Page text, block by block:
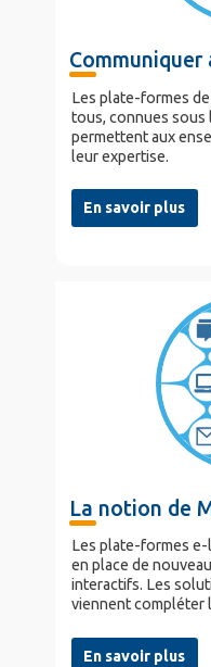
Communiquer
Les plate-formes
tous, connues sous
permettent aux
leur expertise.
En savoir plus
La notion de
Les plate-formes
en place de
interactifs. Les
viennent compléter
En savoir plus